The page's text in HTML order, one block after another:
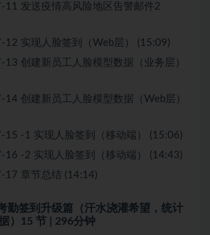
11 发送疫情高风险地区告警邮件2
12 实现人脸签到（Web层） (15:09)
13 创建新员工人脸模型数据（业务层）
14 创建新员工人脸模型数据（Web层）
15 -1 实现人脸签到（移动端） (15:06)
16 -2 实现人脸签到（移动端） (14:43)
17 章节总结 (14:14)
勤签到升级篇（汗水浇灌希望，统计
）
15 节 | 296分钟